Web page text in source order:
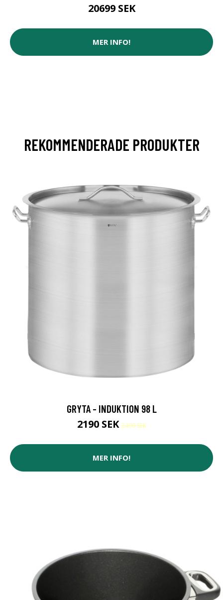
20699 SEK
MER INFO!
REKOMMENDERADE PRODUKTER
GRYTA - INDUKTION 98 L
2190 SEK2490 SEK
MER INFO!